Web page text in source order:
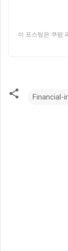
이 포스팅은 쿠팡
Financial-